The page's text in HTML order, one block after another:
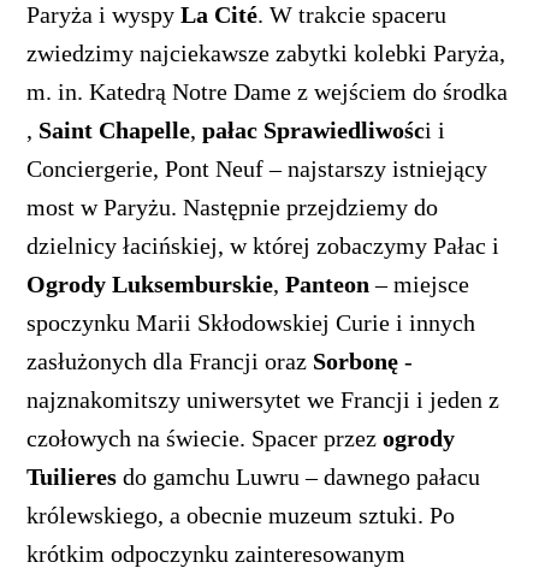
Paryża i wyspyLa Cité. W trakcie spaceru
zwiedzimy najciekawsze zabytki kolebki Paryża,
m. in. Katedrą Notre Dame z wejściem do środka
, Saint Chapelle,pałac Sprawiedliwości i
Conciergerie, Pont Neuf – najstarszy istniejący
most w Paryżu. Następnie przejdziemy do
dzielnicy łacińskiej, w której zobaczymy Pałac i
Ogrody Luksemburskie,Panteon– miejsce
spoczynku Marii Skłodowskiej Curie i innych
zasłużonych dla Francji oraz Sorbonę -
najznakomitszy uniwersytet we Francji i jeden z
czołowych na świecie. Spacer przezogrody
Tuilieres do gamchu Luwru – dawnego pałacu
królewskiego, a obecnie muzeum sztuki. Po
krótkim odpoczynku zainteresowanym